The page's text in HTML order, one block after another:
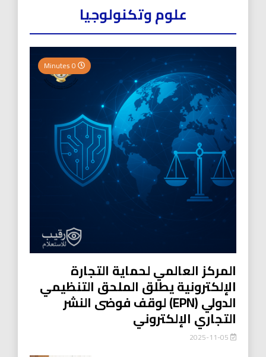
علوم وتكنولوجيا
المركز العالمي لحماية التجارة
الإلكترونية يطلق الملحق التنظيمي
الدولي (EPN) لوقف فوضى النشر
التجاري الإلكتروني